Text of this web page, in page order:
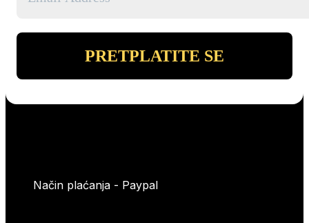
Način plaćanja - Paypal